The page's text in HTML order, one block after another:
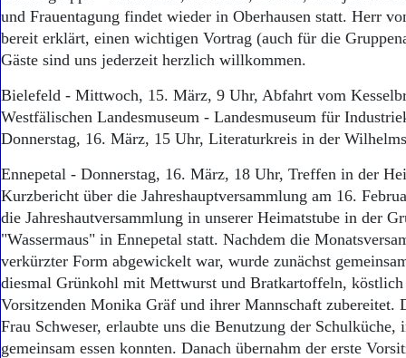
und Frauentagung findet wieder in Oberhausen statt. Herr
bereit erklärt, einen wichtigen Vortrag (auch für die
Gäste sind uns jederzeit herzlich willkommen.
Bielefeld - Mittwoch, 15. März, 9 Uhr, Abfahrt vom
Westfälischen Landesmuseum - Landesmuseum für
Donnerstag, 16. März, 15 Uhr, Literaturkreis in der
Ennepetal - Donnerstag, 16. März, 18 Uhr, Treffen in der
Kurzbericht über die Jahreshauptversammlung am 16.
die Jahreshautversammlung in unserer Heimatstube in der
"Wassermaus" in Ennepetal statt. Nachdem die
verkürzter Form abgewickelt war, wurde zunächst
diesmal Grünkohl mit Mettwurst und Bratkartoffeln,
Vorsitzenden Monika Gräf und ihrer Mannschaft zubereitet.
Frau Schweser, erlaubte uns die Benutzung der Schulküche,
gemeinsam essen konnten. Danach übernahm der erste